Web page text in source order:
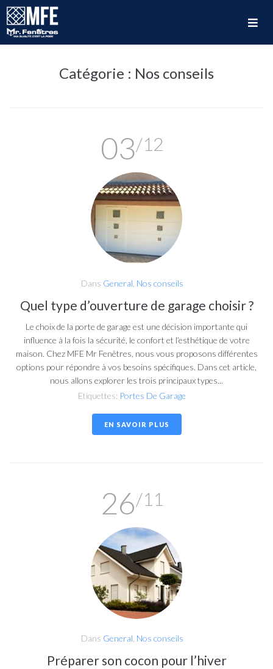
Catégorie : Nos conseils
03/12
Dans General Nos conseils
Quel type d’ouverture de garage choisir ?
Le choix de la porte de garage est une décision importante qui
influence à la fois la sécurité, le confort et l’esthétique de votre
maison. Chez MFE Mr Fenêtres, nous vous proposons différentes
options pour répondre à vos besoins spécifiques. Dans cet article,
nous allons explorer les trois principaux types...
Etiquettes: Portes De Garage
EN SAVOIR PLUS
26/11
Dans General Nos conseils
Préparer son cocon pour l’hiver